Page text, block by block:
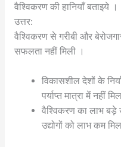
वैश्विकरण की हानियाँ बताइये ।
उत्तर:
वैश्विकरण से गरीबी और
सफलता नहीं मिली ।
विकासशील देशों के
पर्याप्त मात्रा में नहीं
वैश्विकरण का लाभ बड़े
उद्योगों को लाभ कम